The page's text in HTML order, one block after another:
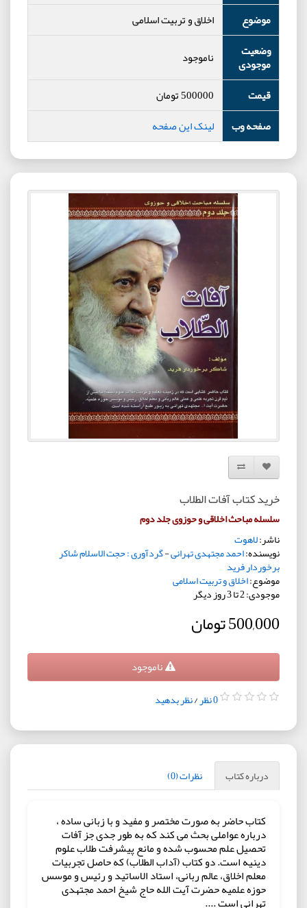
موضوع
اخلاق و تربیت اسلامی
وضعیت
موجودی
ناموجود
قیمت
500000تومان
صفحه وب
لینک این صفحه
افزودن به لیست دلخواه
مقایسه این محصول
خرید کتاب آفات الطلاب
سلسله مباحث اخلاقی و حوزوی جلد دوم
ناشر:لاهوت
نویسنده:احمد مجتهدی تهرانی-گردآوری : حجت الاسلام شاکر
برخوردار فرید
موضوع:اخلاق و تربیت اسلامی
موجودی: 2 تا 3 روز دیگر
500,000 تومان
ناموجود
0 نظر /نظر بدهید
درباره کتاب نظرات (0)
کتاب حاضر به صورت مختصر و مفید و با زبانی ساده ،
درباره عواملی بحث می کند که به طور جدی جز آفات
تحصیل علم محسوب شده و مانع پیشرفت طلاب علوم
دینیه است. دو کتاب (آداب الطلاب) که حاصل تجربیات
معلم اخلاق، عالم ربانی، استاد الاساتید و رئیس و موسس
حوزه علمیه حضرت آیت الله حاج شیخ احمد مجتهدی
تهرانی است ....